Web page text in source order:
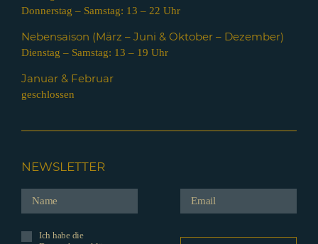
Donnerstag – Samstag: 13 – 22 Uhr
Nebensaison (März – Juni & Oktober – Dezember)
Dienstag – Samstag: 13 – 19 Uhr
Januar & Februar
geschlossen
NEWSLETTER
Ich habe die